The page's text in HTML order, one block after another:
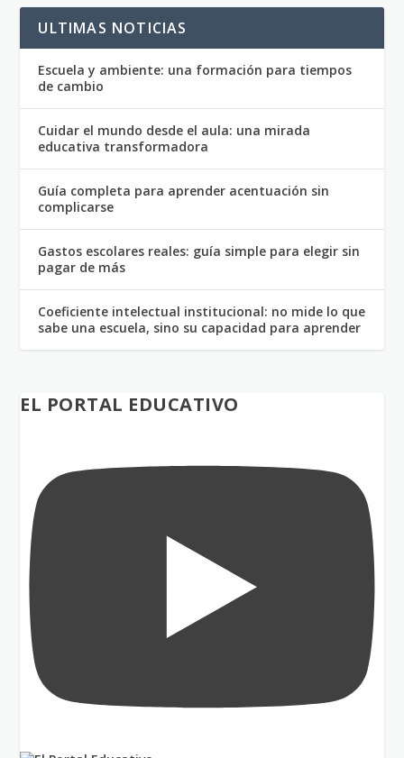
ULTIMAS NOTICIAS
Escuela y ambiente: una formación para tiempos
de cambio
Cuidar el mundo desde el aula: una mirada
educativa transformadora
Guía completa para aprender acentuación sin
complicarse
Gastos escolares reales: guía simple para elegir sin
pagar de más
Coeficiente intelectual institucional: no mide lo que
sabe una escuela, sino su capacidad para aprender
EL PORTAL EDUCATIVO